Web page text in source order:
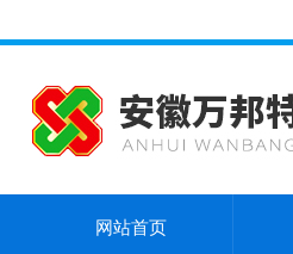
网站首页